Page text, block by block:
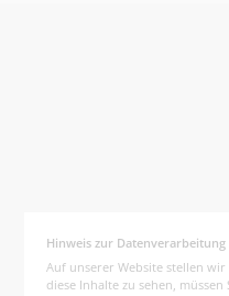
Hinweis zur Datenverarbeitung
Auf unserer Website stellen
diese Inhalte zu sehen,